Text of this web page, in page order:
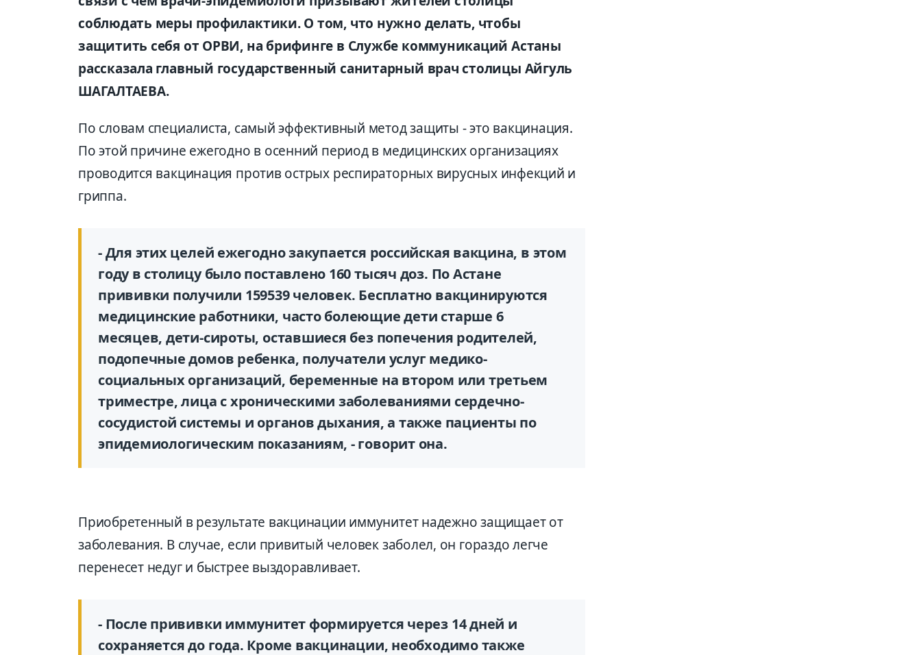
соблюдать меры профилактики. О том, что нужно делать, чтобы
защитить себя от ОРВИ, на брифинге в Службе коммуникаций Астаны
рассказала главный государственный санитарный врач столицы Айгуль
ШАГАЛТАЕВА.
По словам специалиста, самый эффективный метод защиты - это вакцинация.
По этой причине ежегодно в осенний период в медицинских организациях
проводится вакцинация против острых респираторных вирусных инфекций и
гриппа.
- Для этих целей ежегодно закупается российская вакцина, в этом
году в столицу было поставлено 160 тысяч доз. По Астане
прививки получили 159539 человек. Бесплатно вакцинируются
медицинские работники, часто болеющие дети старше 6
месяцев, дети-сироты, оставшиеся без попечения родителей,
подопечные домов ребенка, получатели услуг медико-
социальных организаций, беременные на втором или третьем
триместре, лица с хроническими заболеваниями сердечно-
сосудистой системы и органов дыхания, а также пациенты по
эпидемиологическим показаниям, - говорит она.
Приобретенный в результате вакцинации иммунитет надежно защищает от
заболевания. В случае, если привитый человек заболел, он гораздо легче
перенесет недуг и быстрее выздоравливает.
- После прививки иммунитет формируется через 14 дней и
сохраняется до года. Кроме вакцинации, необходимо также